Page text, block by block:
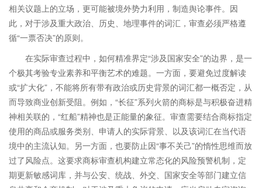
相关议题上的立场，更可能被境外势力利用，制造舆论事件。因
此，对于涉及重大政治、历史、地理事件的词汇，审查必须严格遵
循“一票否决”的原则。
在实际审查过程中，如何精准界定“涉及国家安全”的边界，是一
个极其考验专业素养和平衡艺术的难题。一方面，要避免过度解读
或“扩大化”，不能将所有带有政治或历史背景的词汇都一概否定，从
而导致商业创新受阻。例如，“长征”系列火箭的商标是与积极奋进精
神相关联的，“红船”精神也是正能量的象征。审查需要结合商标指定
使用的商品或服务类别、申请人的实际背景、以及该词汇在当代语
境中的主流认知。另一方面，也要防止因“事不关己”的惰性思维而放
过了风险点。这要求商标审查机构建立常态化的风险预警机制，定
期更新敏感词库，并与公安、统战、外交、国家安全等部门建立信